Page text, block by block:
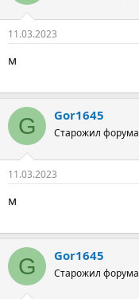
11.03.2023
м
G Gor1645
Старожил форума
11.03.2023
м
G Gor1645
Старожил форума